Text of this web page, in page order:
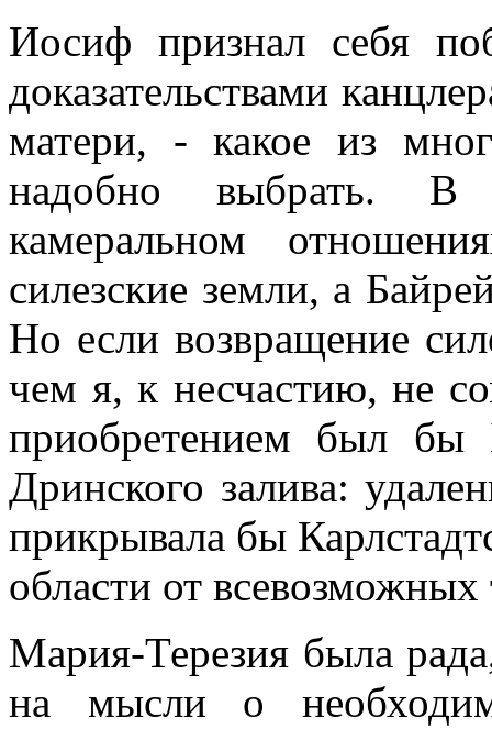
Иосиф признал себя
доказательствами
матери, - какое из
надобно выбрать. В
камеральном
силезские земли, а
Но если возвращение
чем я, к несчастию, не
приобретением был бы
Дринского залива:
прикрывала бы
области от
Мария-Терезия была
на мысли о